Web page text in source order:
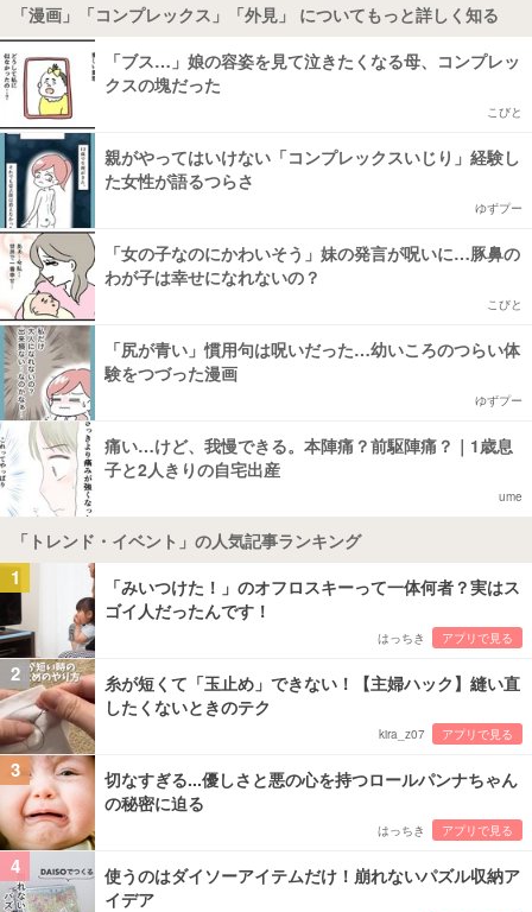
「漫画」「コンプレックス」「外見」 についてもっと詳しく知る
「ブス…」娘の容姿を見て泣きたくなる母、コンプレッ
クスの塊だった
こびと
親がやってはいけない「コンプレックスいじり」経験し
た女性が語るつらさ
ゆずプー
「女の子なのにかわいそう」妹の発言が呪いに…豚鼻の
わが子は幸せになれないの？
こびと
「尻が青い」慣用句は呪いだった…幼いころのつらい体
験をつづった漫画
ゆずプー
痛い…けど、我慢できる。本陣痛？前駆陣痛？｜1歳息
子と2人きりの自宅出産
ume
「トレンド・イベント」の人気記事ランキング
1
「みいつけた！」のオフロスキーって一体何者？実はス
ゴイ人だったんです！
はっちき アプリで見る
2
糸が短くて「玉止め」できない！【主婦ハック】縫い直
したくないときのテク
kira_z07 アプリで見る
3
切なすぎる...優しさと悪の心を持つロールパンナちゃん
の秘密に迫る
はっちき アプリで見る
4
使うのはダイソーアイテムだけ！崩れないパズル収納ア
イデア